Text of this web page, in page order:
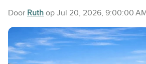
Door Ruth op Jul 20, 2026, 9:00:00 AM